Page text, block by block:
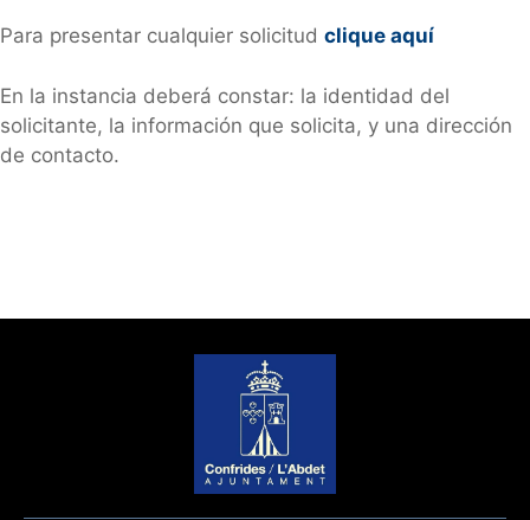
Para presentar cualquier solicitud clique aquí
En la instancia deberá constar: la identidad del
solicitante, la información que solicita, y una dirección
de contacto.